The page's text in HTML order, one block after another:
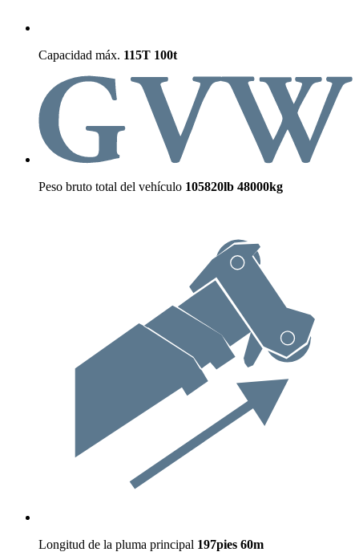
Capacidad máx. 115T 100t
Peso bruto total del vehículo 105820lb 48000kg
Longitud de la pluma principal 197pies 60m